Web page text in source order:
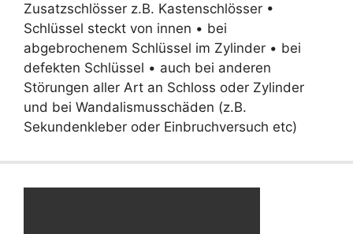
Zusatzschlösser z.B. Kastenschlösser •
Schlüssel steckt von innen • bei
abgebrochenem Schlüssel im Zylinder • bei
defekten Schlüssel • auch bei anderen
Störungen aller Art an Schloss oder Zylinder
und bei Wandalismusschäden (z.B.
Sekundenkleber oder Einbruchversuch etc)